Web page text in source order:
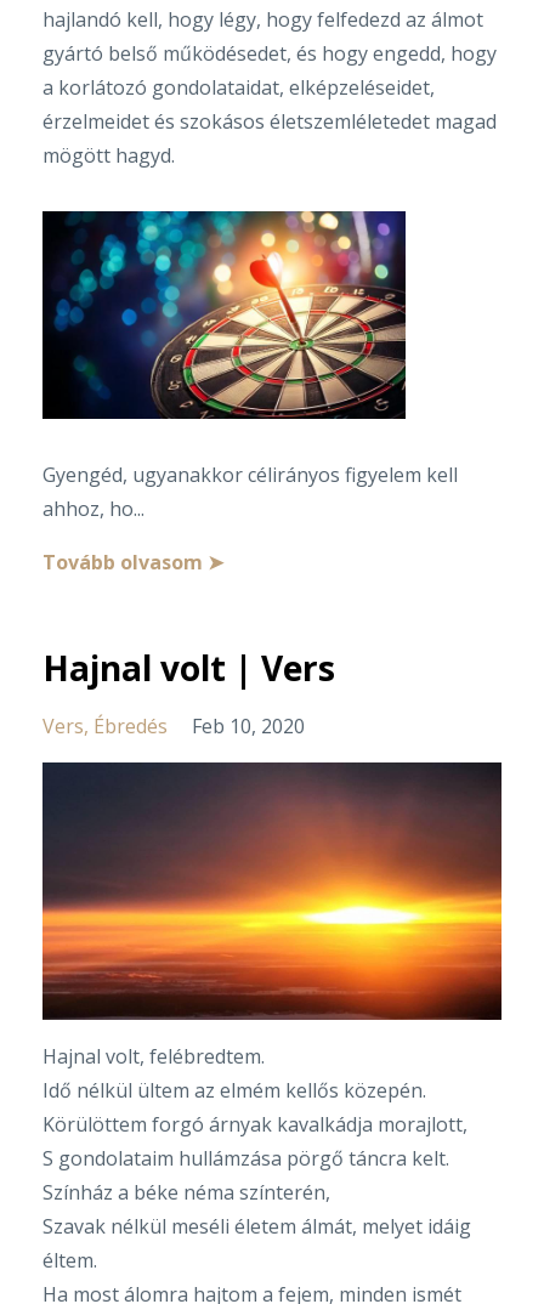
hajlandó kell, hogy légy, hogy felfedezd az álmot
gyártó belső működésedet, és hogy engedd, hogy
a korlátozó gondolataidat, elképzeléseidet,
érzelmeidet és szokásos életszemléletedet magad
mögött hagyd.
Gyengéd, ugyanakkor célirányos figyelem kell
ahhoz, ho...
Tovább olvasom ➤
Hajnal volt | Vers
Vers Ébredés Feb 10, 2020
Hajnal volt, felébredtem.
Idő nélkül ültem az elmém kellős közepén.
Körülöttem forgó árnyak kavalkádja morajlott,
S gondolataim hullámzása pörgő táncra kelt.
Színház a béke néma színterén,
Szavak nélkül meséli életem álmát, melyet idáig
éltem.
Ha most álomra hajtom a fejem, minden ismét